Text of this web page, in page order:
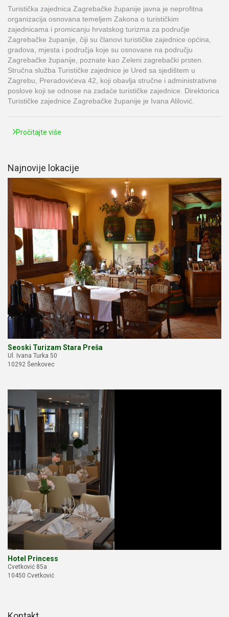
Turistička zajednica Zagrebačke županije javna je neprofitna
organizacija osnovana temeljem Zakona o turističkim
zajednicama i promicanju hrvatskog turizma za područje
Zagrebačke županije, čiji su članovi turističke zajednice općina,
gradova, mjesta i područja koje su osnovane na području
Zagrebačke županije, poznate kao Zeleni zagrebački prsten.
Stručna služba Turističke zajednice je Ured sa sjedištem u
Zagrebu, Preradovićeva 42, koji obavlja stručne i administrativne
poslove koji se odnose na zadaće turističke zajednice. Direktorica
Turističke zajednice Zagrebačke županije je Ivana Alilović.
Pročitajte više
Najnovije lokacije
Seoski Turizam Stara Preša
Ul. Ivana Turka 50
10292 Šenkovec
Hotel Princess
Cvetković 85a
10450 Cvetković